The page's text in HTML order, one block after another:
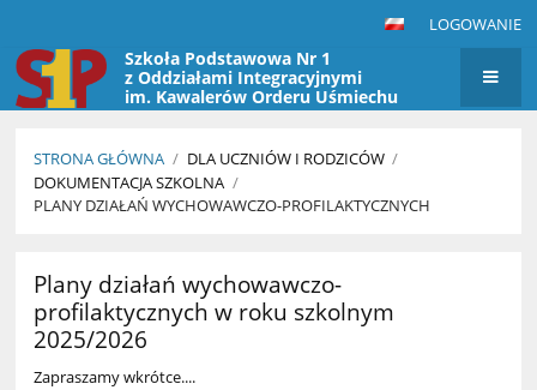
LOGOWANIE
Szkoła Podstawowa Nr 1
z Oddziałami Integracyjnymi
im. Kawalerów Orderu Uśmiechu
w Przasnyszu
STRONA GŁÓWNA / DLA UCZNIÓW I RODZICÓW /
DOKUMENTACJA SZKOLNA /
PLANY DZIAŁAŃ WYCHOWAWCZO-PROFILAKTYCZNYCH
Plany
działań
wychowawczo-
profilaktycznych
Plany działań wychowawczo-
profilaktycznych w roku szkolnym
2025/2026
Zapraszamy wkrótce....